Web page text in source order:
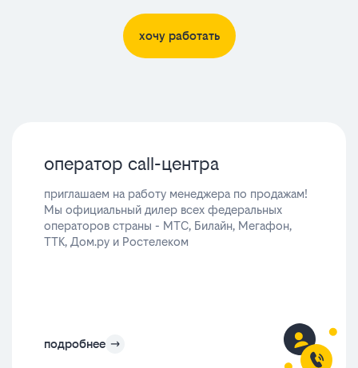
хочу работать
оператор call-центра
приглашаем на работу менеджера по продажам!
Мы официальный дилер всех федеральных
операторов страны - МТС, Билайн, Мегафон,
ТТК, Дом.ру и Ростелеком
подробнее